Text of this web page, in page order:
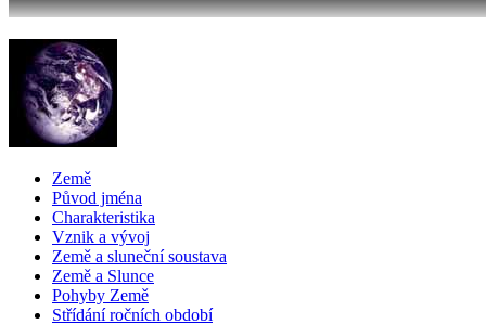
Země
Původ jména
Charakteristika
Vznik a vývoj
Země a sluneční soustava
Země a Slunce
Pohyby Země
Střídání ročních období